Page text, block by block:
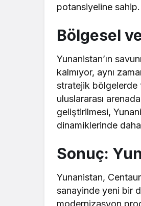
potansiyeline sahip.
Bölgesel
Yunanistan’ın
kalmıyor, aynı
stratejik bölgelerde
uluslararası
geliştirilmesi,
dinamiklerinde
Sonuç:
Yunanistan,
sanayinde yeni bir
modernizasyon